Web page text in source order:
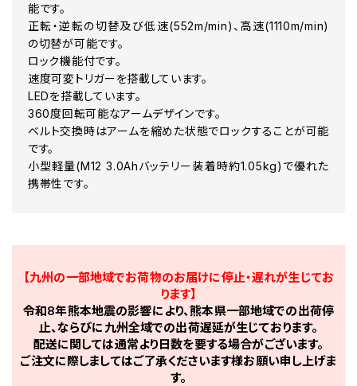
能です。
正転・逆転の切替及び低速(552m/min)、高速(1110m/min)
の切替が可能です。
ロック機能付です。
速度可変トリガーを搭載しています。
LEDを搭載しています。
360度回転可能なアームデザインです。
ベルト交換時はアームを縮めた状態でロックすることが可能
です。
小型軽量(M12 3.0Ahバッテリー装着時約1.05kg)で優れた
携帯性です。
【九州の一部地域でお荷物のお届けに停止・遅れが生じてお
ります】
令和8年熊本地震の影響により、熊本県一部地域での出荷停
止、ならびに九州全域での出荷遅延が生じております。
配送に関しては通常より日数を要する場合がございます。
ご注文に際しましてはご了承くださいます様お願い申し上げま
す。